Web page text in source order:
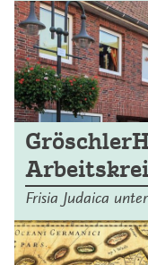
Frisia Judaica